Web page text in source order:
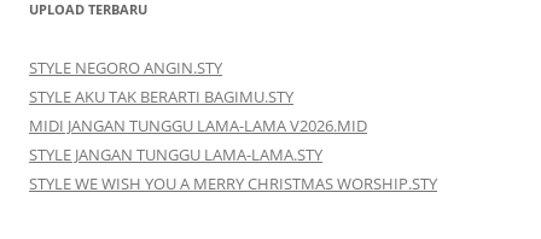
UPLOAD TERBARU
STYLE NEGORO ANGIN.STY
STYLE AKU TAK BERARTI BAGIMU.STY
MIDI JANGAN TUNGGU LAMA-LAMA V2026.MID
STYLE JANGAN TUNGGU LAMA-LAMA.STY
STYLE WE WISH YOU A MERRY CHRISTMAS WORSHIP.STY